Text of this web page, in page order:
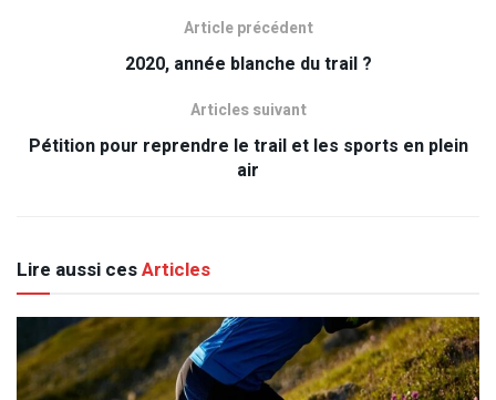
Article précédent
2020, année blanche du trail ?
Articles suivant
Pétition pour reprendre le trail et les sports en plein
air
Lire aussi cesArticles